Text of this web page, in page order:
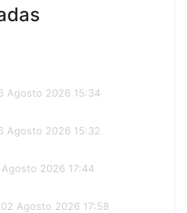
Agosto 2026 15:34
Agosto 2026 15:32
2026 17:44
Agosto 2026 17:58